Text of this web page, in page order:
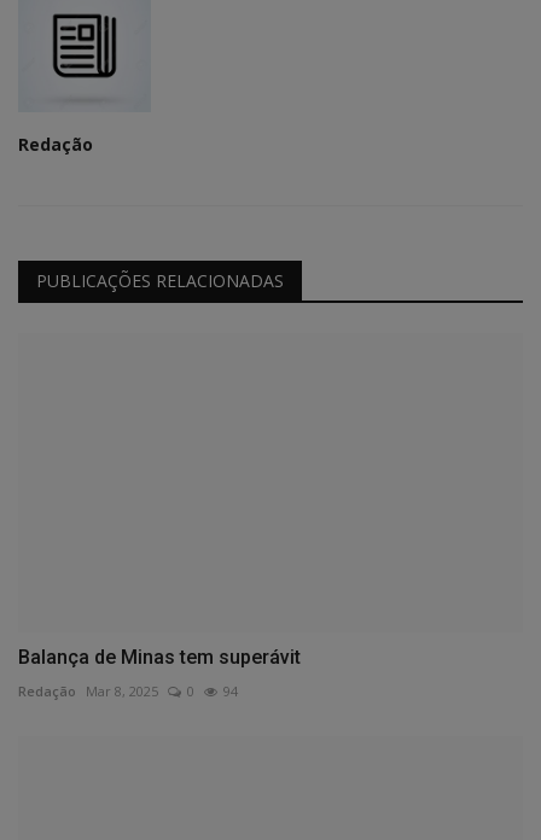
Redação
PUBLICAÇÕES RELACIONADAS
Balança de Minas tem superávit
Redação Mar 8, 2025 0 94